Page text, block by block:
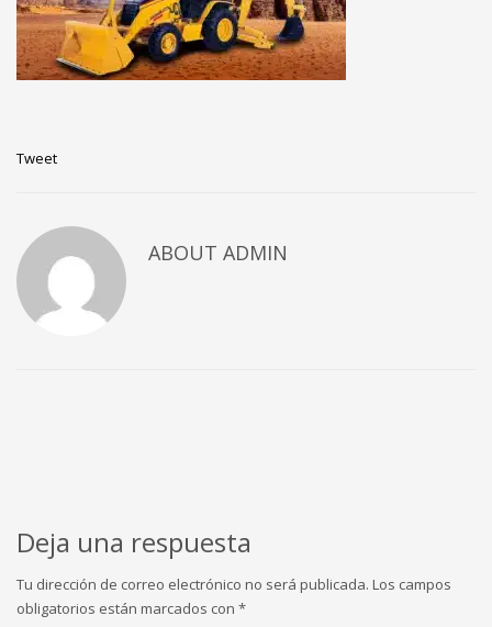
Tweet
ABOUT ADMIN
Deja una respuesta
Tu dirección de correo electrónico no será publicada. Los campos
obligatorios están marcados con *